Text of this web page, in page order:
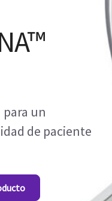
para un
de paciente